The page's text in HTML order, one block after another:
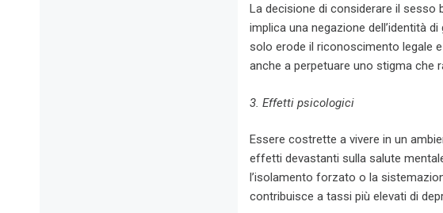
La decisione di considerare il sesso
implica una negazione dell’identità
solo erode il riconoscimento legale
anche a perpetuare uno stigma che
3. Effetti psicologici
Essere costrette a vivere in un
effetti devastanti sulla salute
l’isolamento forzato o la
contribuisce a tassi più elevati di